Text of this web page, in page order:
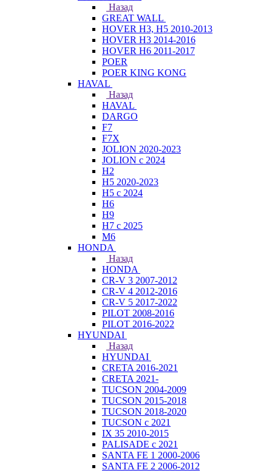
Назад
GREAT WALL
HOVER H3, H5 2010-2013
HOVER H3 2014-2016
HOVER H6 2011-2017
POER
POER KING KONG
HAVAL
Назад
HAVAL
DARGO
F7
F7X
JOLION 2020-2023
JOLION с 2024
H2
H5 2020-2023
H5 с 2024
H6
H9
H7 с 2025
M6
HONDA
Назад
HONDA
CR-V 3 2007-2012
CR-V 4 2012-2016
CR-V 5 2017-2022
PILOT 2008-2016
PILOT 2016-2022
HYUNDAI
Назад
HYUNDAI
CRETA 2016-2021
CRETA 2021-
TUCSON 2004-2009
TUCSON 2015-2018
TUCSON 2018-2020
TUCSON с 2021
IX 35 2010-2015
PALISADE с 2021
SANTA FE 1 2000-2006
SANTA FE 2 2006-2012